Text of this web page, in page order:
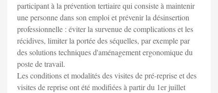
participant à la prévention tertiaire qui consiste à maintenir
une personne dans son emploi et prévenir la désinsertion
professionnelle : éviter la survenue de complications et les
récidives, limiter la portée des séquelles, par exemple par
des solutions techniques d'aménagement ergonomique du
poste de travail.
Les conditions et modalités des visites de pré-reprise et des
visites de reprise ont été modifiées à partir du 1er juillet